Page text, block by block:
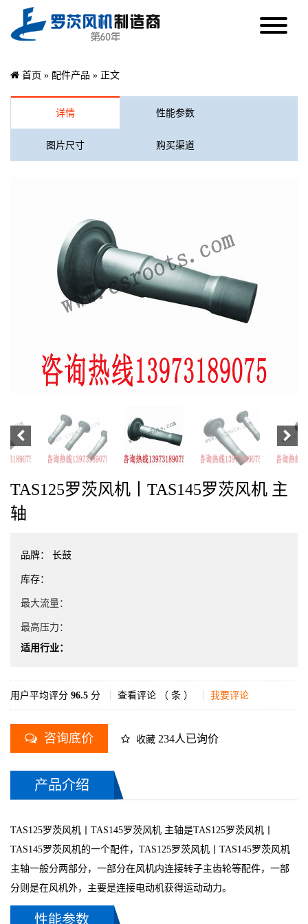
首页 » 配件产品 » 正文
详情 性能参数
图片尺寸 购买渠道
TAS125罗茨风机丨TAS145罗茨风机 主
轴
品牌： 长鼓
库存：
最大流量：
最高压力：
适用行业：
用户平均评分 96.5 分 查看评论 （ 条 ） 我要评论
咨询底价 收藏 234人已询价
产品介绍
TAS125罗茨风机丨TAS145罗茨风机 主轴是TAS125罗茨风机丨
TAS145罗茨风机的一个配件，TAS125罗茨风机丨TAS145罗茨风机
主轴一般分两部分，一部分在风机内连接转子主齿轮等配件，一部
分则是在风机外，主要是连接电动机获得运动动力。
性能参数